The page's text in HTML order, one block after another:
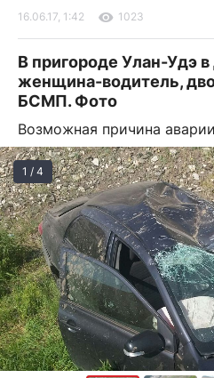
16.06.17, 1:42 1023
В пригороде Улан-Удэ
женщина-водитель,
БСМП. Фото
Возможная причина
1 / 4